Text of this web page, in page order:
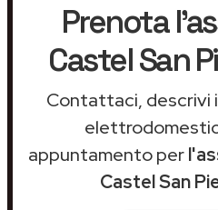
Prenota
Castel San
Contattaci, descrivi
appuntamento per
Castel San